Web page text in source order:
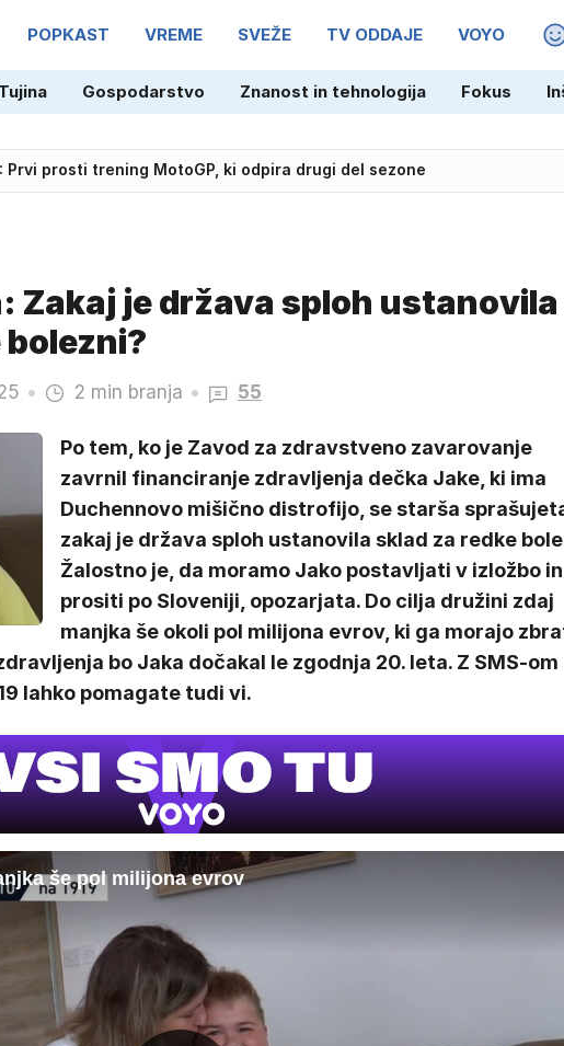
POPKAST VREME SVEŽE TV ODDAJE VOYO
Tujina Gospodarstvo Znanost in tehnologija Fokus
Prvi prosti trening MotoGP, ki odpira drugi del sezone
'karma' za Charlieja Sheena?
Zakaj je država sploh ustanovila
bolezni?
2 min branja 55
Po tem, ko je Zavod za zdravstveno zavarovanje
zavrnil financiranje zdravljenja dečka Jake, ki ima
Duchennovo mišično distrofijo, se starša
zakaj je država sploh ustanovila sklad za redke
Žalostno je, da moramo Jako postavljati v izložbo in
prositi po Sloveniji, opozarjata. Do cilja družini zdaj
manjka še okoli pol milijona evrov, ki ga morajo
bo Jaka dočakal le zgodnja 20. leta. Z SMS-om
lahko pomagate tudi vi.
še pol milijona evrov